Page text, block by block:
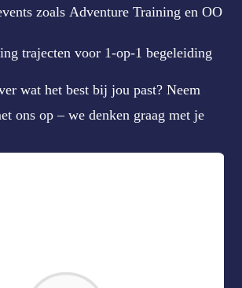
zoals Adventure Training en OO
trajecten voor 1-op-1 begeleiding
wat het best bij jou past? Neem
ons op – we denken graag met je